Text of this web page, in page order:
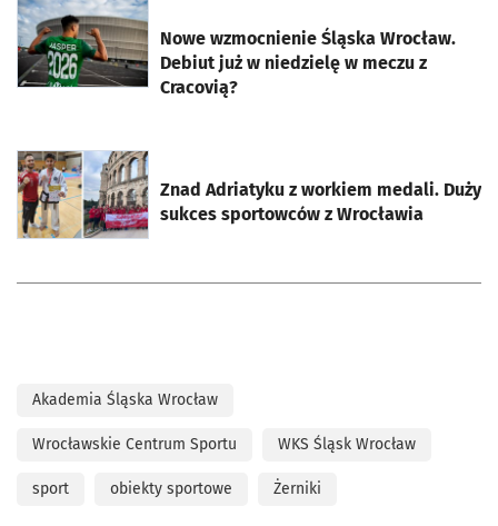
Nowe wzmocnienie Śląska Wrocław.
Debiut już w niedzielę w meczu z
Cracovią?
otworzy się w nowej karcie
Znad Adriatyku z workiem medali. Duży
sukces sportowców z Wrocławia
otworzy się w nowej karcie
Akademia Śląska Wrocław
Wrocławskie Centrum Sportu WKS Śląsk Wrocław
sport obiekty sportowe Żerniki